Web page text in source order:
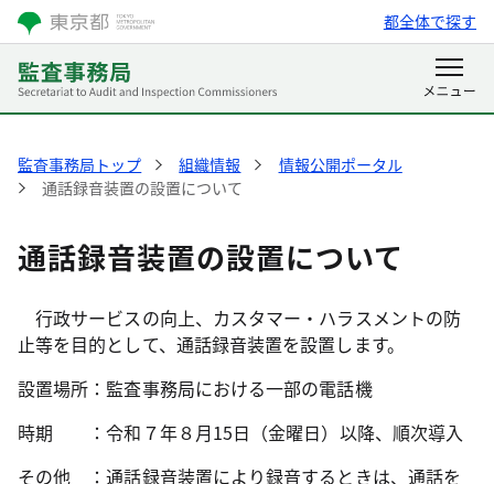
都全体で探す
監査事務局トップ 組織情報
情報公開ポータル
通話録音装置の設置について
通話録音装置の設置について
行政サービスの向上、カスタマー・ハラスメントの防
止等を目的として、通話録音装置を設置します。
設置場所：監査事務局における一部の電話機
時期 ：令和７年８月15日（金曜日）以降、順次導入
その他 ：通話録音装置により録音するときは、通話を